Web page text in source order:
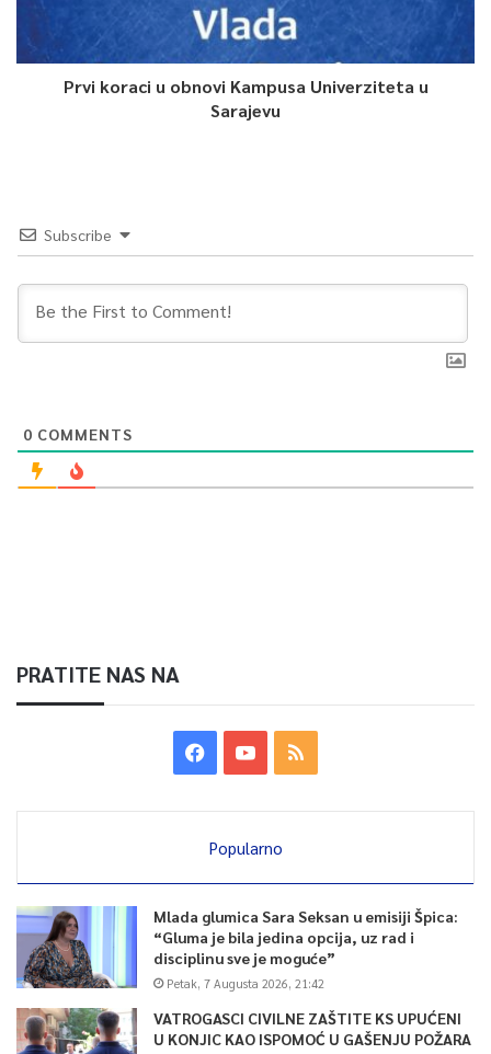
Prvi koraci u obnovi Kampusa Univerziteta u
Sarajevu
Subscribe
0 COMMENTS
PRATITE NAS NA
Popularno
Mlada glumica Sara Seksan u emisiji Špica:
“Gluma je bila jedina opcija, uz rad i
disciplinu sve je moguće”
Petak, 7 Augusta 2026, 21:42
VATROGASCI CIVILNE ZAŠTITE KS UPUĆENI
U KONJIC KAO ISPOMOĆ U GAŠENJU POŽARA